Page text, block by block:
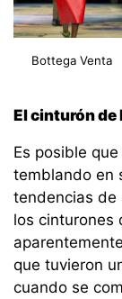
Bottega Venta
El cinturón de
Es posible
temblando en
tendencias de
los cinturones
que tuvieron
cuando se